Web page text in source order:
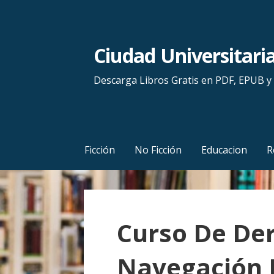
n
t
e
n
i
d
Ciudad
Descarga Libros Gratis en PDF, EPUB y
Ficción No Ficción Educacion
Curso De